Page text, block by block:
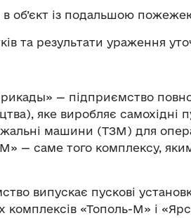
об’єкт із подальшою
та результати ураження
— підприємство
яке виробляє самохідні
машини (ТЗМ) для
— саме того комплексу,
випускає пускові
комплексів «Тополь-М» і